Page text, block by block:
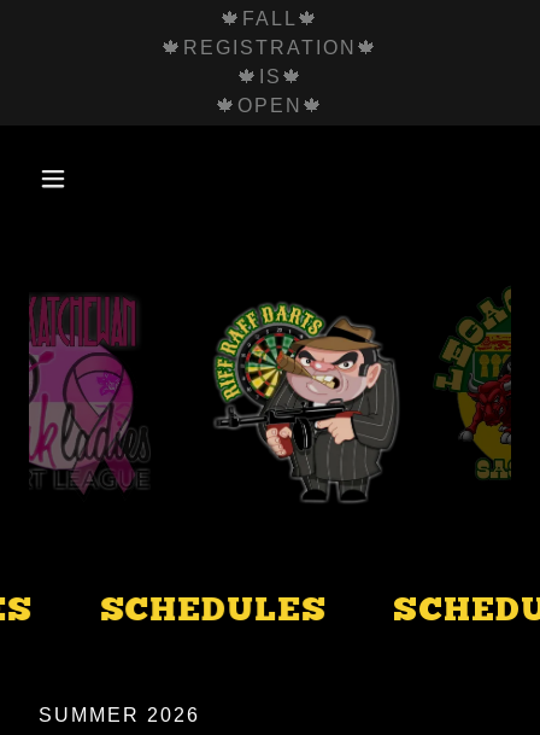
🍁FALL🍁
🍁REGISTRATION🍁
🍁IS🍁
🍁OPEN🍁
SCHEDULES
SUMMER 2026